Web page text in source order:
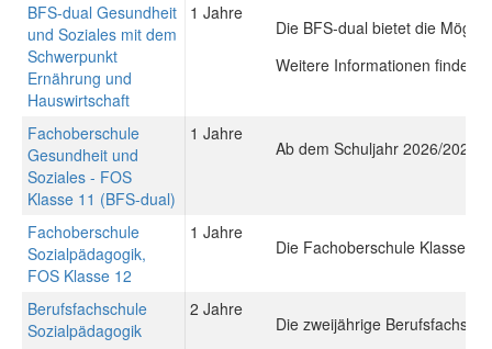
BFS-dual Gesundheit
und Soziales mit dem
Schwerpunkt
Ernährung und
Hauswirtschaft
1 Jahre
Die BFS-dual bietet die
Weitere Informationen finden
Fachoberschule
Gesundheit und
Soziales - FOS
Klasse 11 (BFS-dual)
1 Jahre
Ab dem Schuljahr 2026/2027
Fachoberschule
Sozialpädagogik,
FOS Klasse 12
1 Jahre
Die Fachoberschule Klasse
Berufsfachschule
Sozialpädagogik
2 Jahre
Die zweijährige